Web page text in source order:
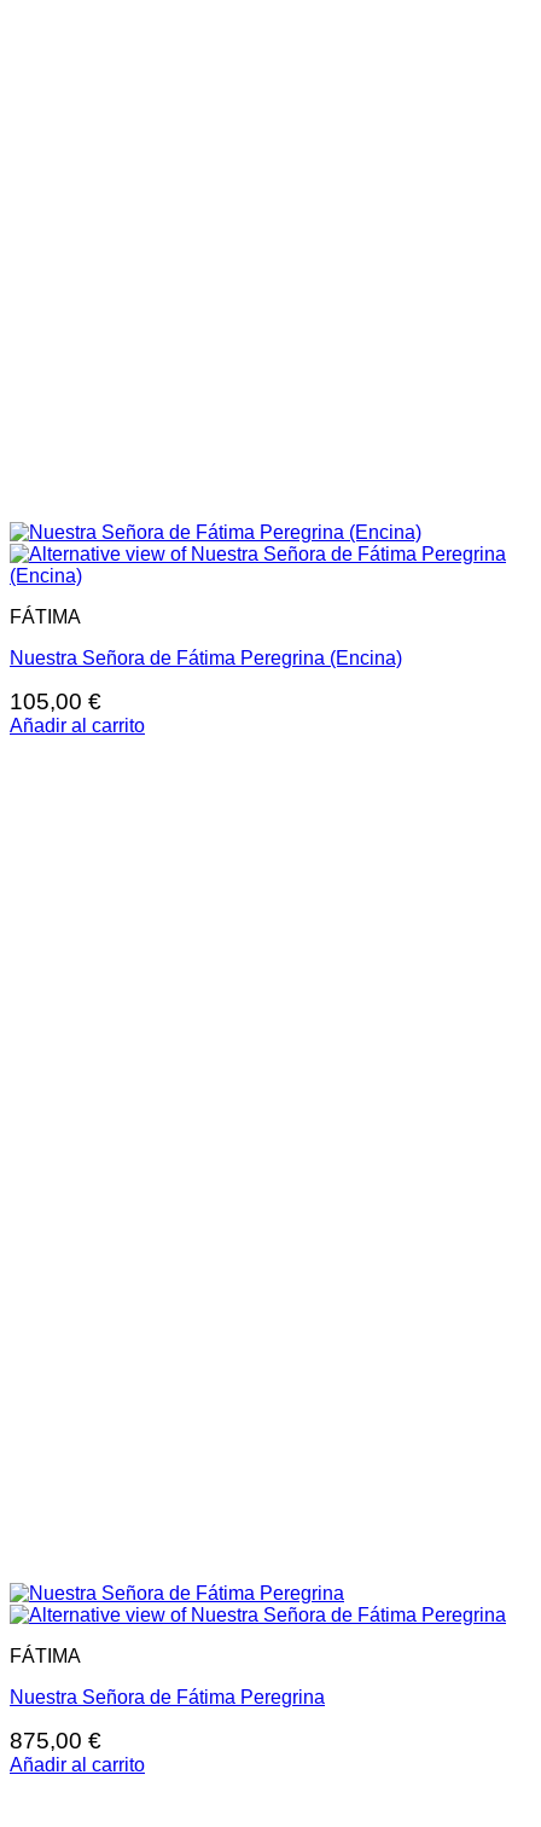
FÁTIMA
Nuestra Señora de Fátima Peregrina (Encina)
105,00 €
Añadir al carrito
FÁTIMA
Nuestra Señora de Fátima Peregrina
875,00 €
Añadir al carrito